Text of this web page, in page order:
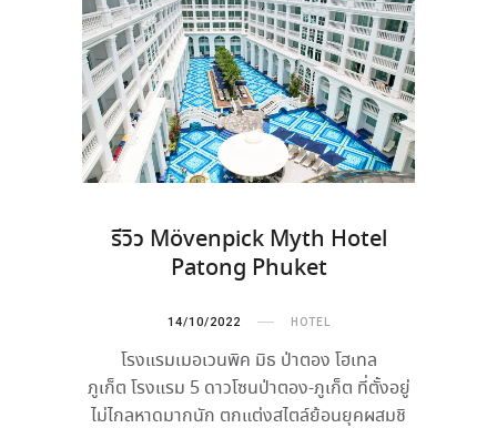
รีวิว Mövenpick Myth Hotel
Patong Phuket
14/10/2022 HOTEL
โรงแรมเมอเวนพิค มิธ ป่าตอง โฮเทล
ภูเก็ต โรงแรม 5 ดาวโซนป่าตอง-ภูเก็ต ที่ตั้งอยู่
ไม่ไกลหาดมากนัก ตกแต่งสไตล์ย้อนยุคผสมชิ